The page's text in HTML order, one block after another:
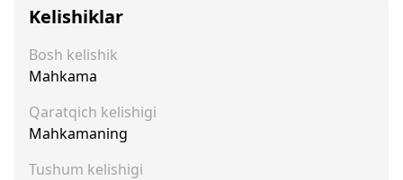
Kelishiklar
Bosh kelishik
Mahkama
Qaratqich kelishigi
Mahkamaning
Tushum kelishigi